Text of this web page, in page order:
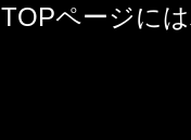
TOPページに